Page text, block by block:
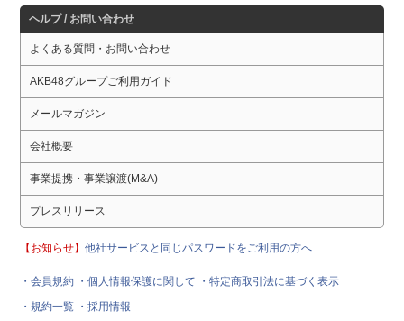
ヘルプ / お問い合わせ
よくある質問・お問い合わせ
AKB48グループご利用ガイド
メールマガジン
会社概要
事業提携・事業譲渡(M&A)
プレスリリース
【お知らせ】他社サービスと同じパスワードをご利用の方へ
・会員規約 ・個人情報保護に関して
・特定商取引法に基づく表示
・規約一覧 ・採用情報